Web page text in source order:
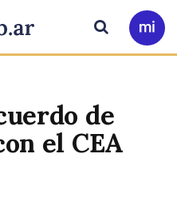
Ir
a
Buscar
de
el CEA